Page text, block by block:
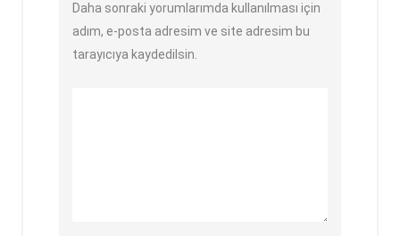
Daha sonraki yorumlarımda kullanılması için
adım, e-posta adresim ve site adresim bu
tarayıcıya kaydedilsin.